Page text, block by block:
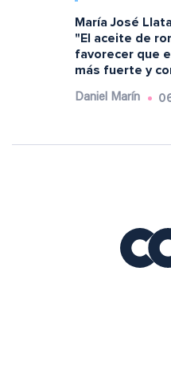
María José
"El aceite de
favorecer que
más fuerte y
Daniel Marín